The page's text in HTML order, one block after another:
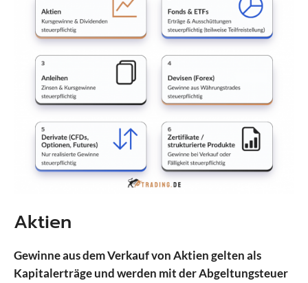
Aktien
Gewinne aus dem Verkauf von Aktien gelten als
Kapitalerträge und werden mit der Abgeltungsteuer